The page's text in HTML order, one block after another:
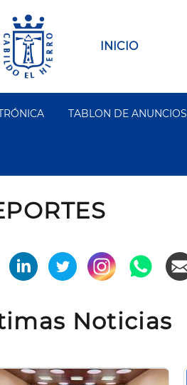
Main
INICIO
TABLON DE ANUNCIOS
Noticias